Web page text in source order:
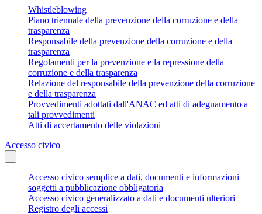
Whistleblowing
Piano triennale della prevenzione della corruzione e della
trasparenza
Responsabile della prevenzione della corruzione e della
trasparenza
Regolamenti per la prevenzione e la repressione della
corruzione e della trasparenza
Relazione del responsabile della prevenzione della corruzione
e della trasparenza
Provvedimenti adottati dall'ANAC ed atti di adeguamento a
tali provvedimenti
Atti di accertamento delle violazioni
Accesso civico
Accesso civico semplice a dati, documenti e informazioni
soggetti a pubblicazione obbligatoria
Accesso civico generalizzato a dati e documenti ulteriori
Registro degli accessi